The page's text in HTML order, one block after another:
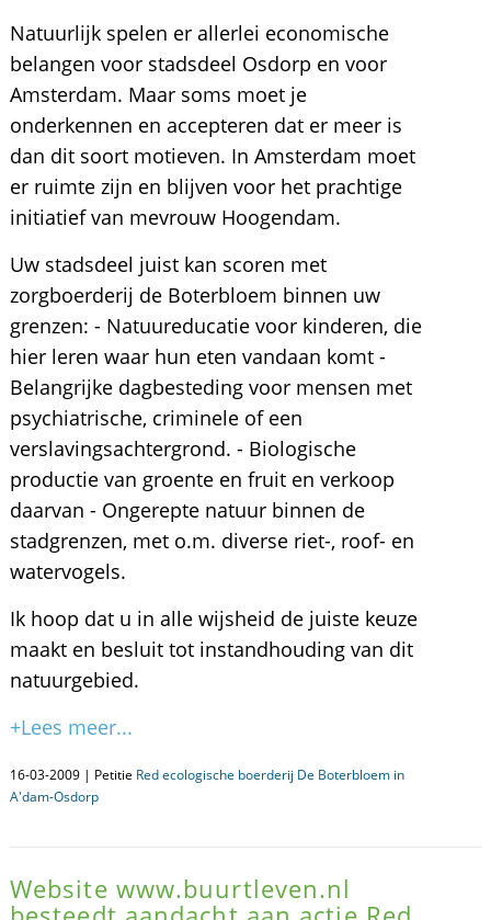
Natuurlijk spelen er allerlei economische
belangen voor stadsdeel Osdorp en voor
Amsterdam. Maar soms moet je
onderkennen en accepteren dat er meer is
dan dit soort motieven. In Amsterdam moet
er ruimte zijn en blijven voor het prachtige
initiatief van mevrouw Hoogendam.
Uw stadsdeel juist kan scoren met
zorgboerderij de Boterbloem binnen uw
grenzen: - Natuureducatie voor kinderen, die
hier leren waar hun eten vandaan komt -
Belangrijke dagbesteding voor mensen met
psychiatrische, criminele of een
verslavingsachtergrond. - Biologische
productie van groente en fruit en verkoop
daarvan - Ongerepte natuur binnen de
stadgrenzen, met o.m. diverse riet-, roof- en
watervogels.
Ik hoop dat u in alle wijsheid de juiste keuze
maakt en besluit tot instandhouding van dit
natuurgebied.
+Lees meer...
16-03-2009 | Petitie Red ecologische boerderij De Boterbloem in
A'dam-Osdorp
Website www.buurtleven.nl